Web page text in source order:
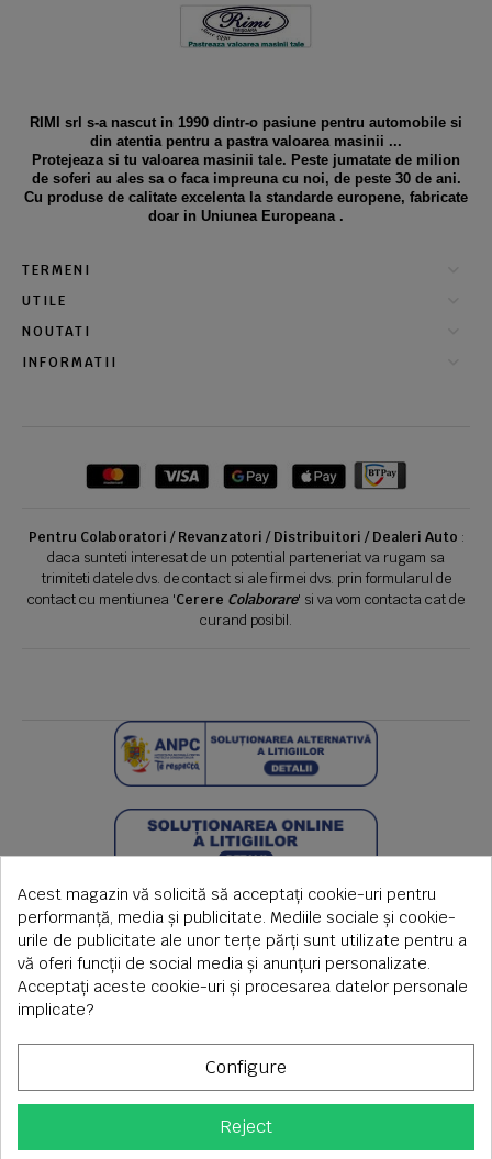
RIMI srl s-a nascut in 1990 dintr-o pasiune pentru automobile si
din atentia pentru a pastra valoarea masinii ...
Protejeaza si tu valoarea masinii tale. Peste jumatate de milion
de soferi au ales sa o faca impreuna cu noi, de peste 30 de ani.
Cu produse de calitate excelenta la standarde europene, fabricate
doar in Uniunea Europeana .
TERMENI
UTILE
NOUTATI
INFORMATII
Pentru Colaboratori / Revanzatori / Distribuitori / Dealeri Auto :
daca sunteti interesat de un potential parteneriat va rugam sa
trimiteti datele dvs. de contact si ale firmei dvs. prin formularul de
contact cu mentiunea 'Cerere Colaborare' si va vom contacta cat de
curand posibil.
Copyright © 2026 S.C. Rimi S.R.L. , Reg.Com: J1992000639351,
CUI: RO1824566
Acest magazin vă solicită să acceptați cookie-uri pentru
performanță, media și publicitate. Mediile sociale și cookie-
urile de publicitate ale unor terțe părți sunt utilizate pentru a
vă oferi funcții de social media și anunțuri personalizate.
Acceptați aceste cookie-uri și procesarea datelor personale
implicate?
Configure
Reject